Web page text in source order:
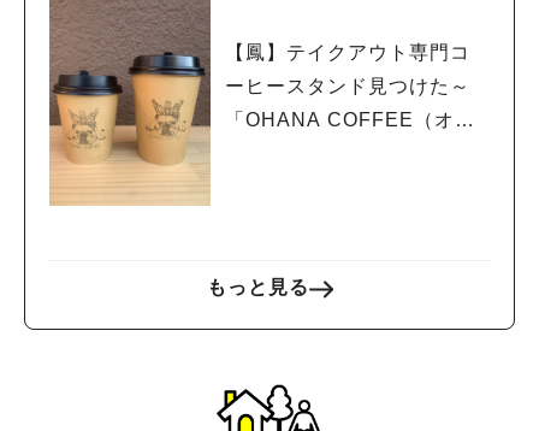
【鳳】テイクアウト専門コ
ーヒースタンド見つけた～
「OHANA COFFEE（オハ
もっと見る
人気のキーワード
#ラーメン #ショッピング#カフェ#スイーツ #パン #カレー #柏駅
#イベント#公園#教えたい／教えて投稿記事
#教えたい/こんなの見つけた